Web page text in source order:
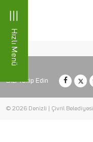
Hızlı Menü
Bizi Takip Edin
© 2026 Denizli | Çivril Belediyesi